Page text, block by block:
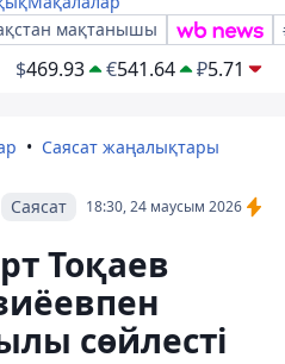
мақтанышы
$469.93 €541.64 ₽5.71
Саясат жаңалықтары
18:30, 24 маусым 2026
Саясат
Тоқаев
сөйлесті